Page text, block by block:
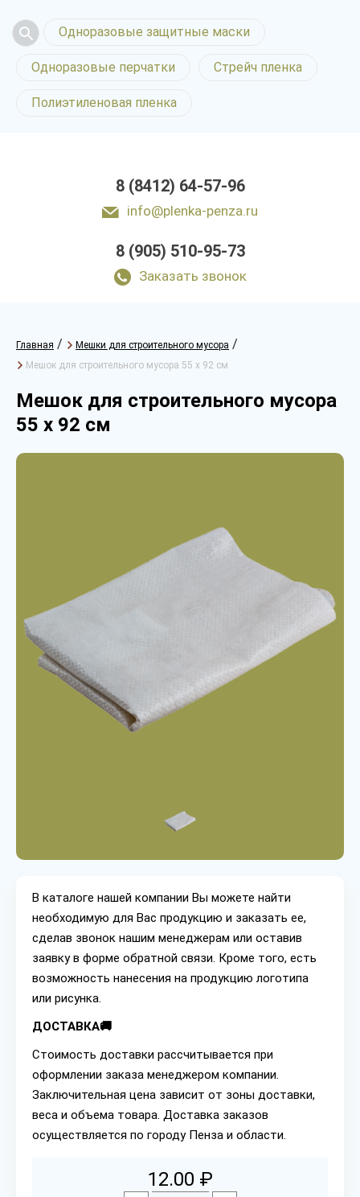
Одноразовые защитные маски
Одноразовые перчатки Стрейч пленка
Полиэтиленовая пленка
8 (8412) 64-57-96
info@plenka-penza.ru
8 (905) 510-95-73
Заказать звонок
Главная / Мешки для строительного мусора /
Мешок для строительного мусора 55 х 92 см
Мешок для строительного мусора
55 х 92 см
В каталоге нашей компании Вы можете найти
необходимую для Вас продукцию и заказать ее,
сделав звонок нашим менеджерам или оставив
заявку в форме обратной связи. Кроме того, есть
возможность нанесения на продукцию логотипа
или рисунка.
ДОСТАВКА🚚
Стоимость доставки рассчитывается при
оформлении заказа менеджером компании.
Заключительная цена зависит от зоны доставки,
веса и объема товара. Доставка заказов
осуществляется по городу Пенза и области.
12.00 ₽